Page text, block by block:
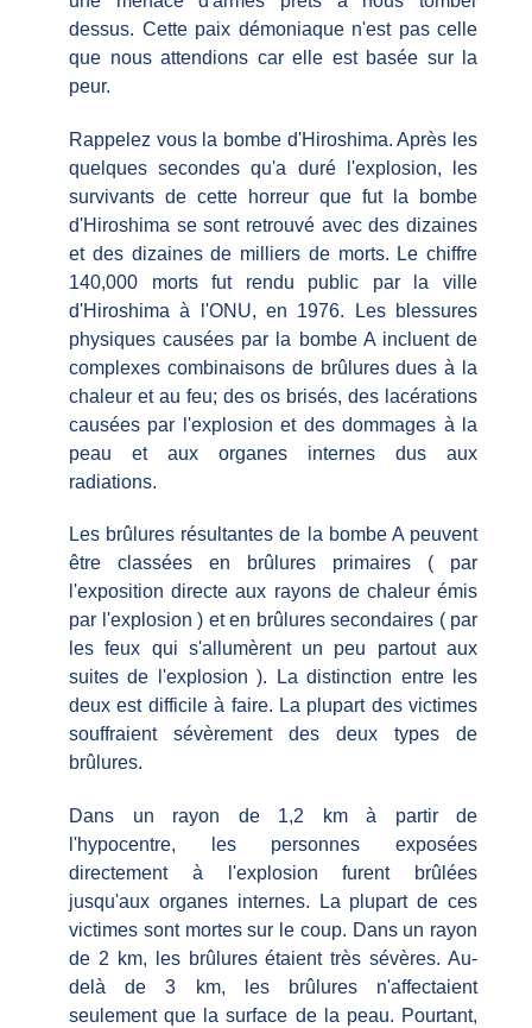
dessus. Cette paix démoniaque n'est pas celle
que nous attendions car elle est basée sur la
peur.
Rappelez vous la bombe d'Hiroshima. Après les
quelques secondes qu'a duré l'explosion, les
survivants de cette horreur que fut la bombe
d'Hiroshima se sont retrouvé avec des dizaines
et des dizaines de milliers de morts. Le chiffre
140,000 morts fut rendu public par la ville
d'Hiroshima à l'ONU, en 1976. Les blessures
physiques causées par la bombe A incluent de
complexes combinaisons de brûlures dues à la
chaleur et au feu; des os brisés, des lacérations
causées par l'explosion et des dommages à la
peau et aux organes internes dus aux
radiations.
Les brûlures résultantes de la bombe A peuvent
être classées en brûlures primaires ( par
l'exposition directe aux rayons de chaleur émis
par l'explosion ) et en brûlures secondaires ( par
les feux qui s'allumèrent un peu partout aux
suites de l'explosion ). La distinction entre les
deux est difficile à faire. La plupart des victimes
souffraient sévèrement des deux types de
brûlures.
Dans un rayon de 1,2 km à partir de
l'hypocentre, les personnes exposées
directement à l'explosion furent brûlées
jusqu'aux organes internes. La plupart de ces
victimes sont mortes sur le coup. Dans un rayon
de 2 km, les brûlures étaient très sévères. Au-
delà de 3 km, les brûlures n'affectaient
seulement que la surface de la peau. Pourtant,